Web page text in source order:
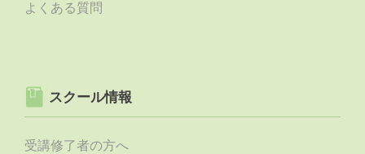
よくある質問
スクール情報
受講修了者の方へ